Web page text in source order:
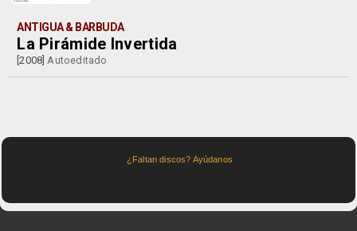
ANTIGUA & BARBUDA
La Pirámide Invertida
[2008]Autoeditado
¿Faltan discos? Ayúdanos